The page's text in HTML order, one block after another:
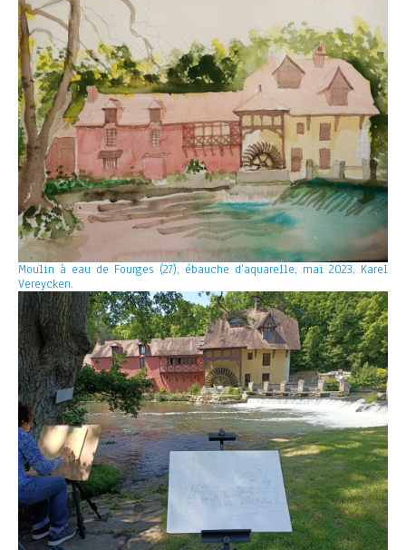
Moulin à eau de Fourges (27), ébauche d’aquarelle, mai 2023, Karel
Vereycken.